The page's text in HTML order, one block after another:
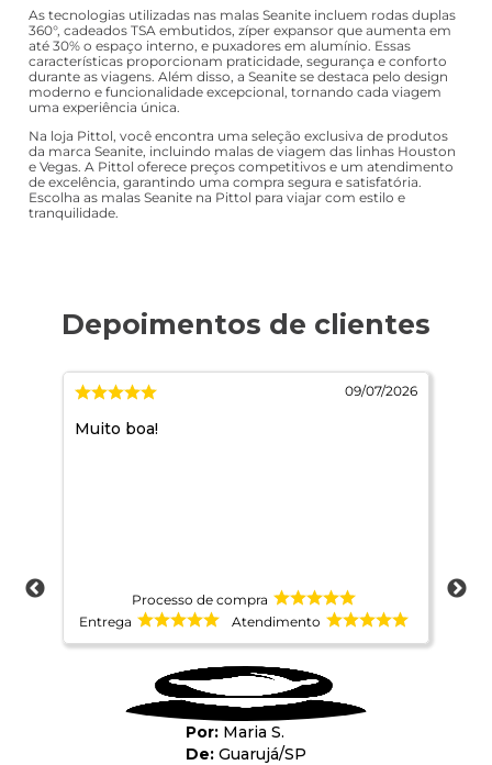
As tecnologias utilizadas nas malas Seanite incluem rodas duplas
360°, cadeados TSA embutidos, zíper expansor que aumenta em
até 30% o espaço interno, e puxadores em alumínio. Essas
características proporcionam praticidade, segurança e conforto
durante as viagens. Além disso, a Seanite se destaca pelo design
moderno e funcionalidade excepcional, tornando cada viagem
uma experiência única.
Na loja Pittol, você encontra uma seleção exclusiva de produtos
da marca Seanite, incluindo malas de viagem das linhas Houston
e Vegas. A Pittol oferece preços competitivos e um atendimento
de excelência, garantindo uma compra segura e satisfatória.
Escolha as malas Seanite na Pittol para viajar com estilo e
tranquilidade.
09/07/2026
Muito boa!
Processo de compra
Entrega
Atendimento
Maria S.
Guarujá/SP